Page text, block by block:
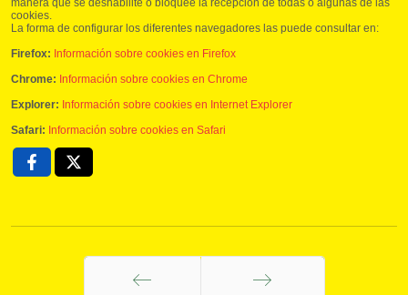
cookies.
La forma de configurar los diferentes navegadores las puede consultar en:
Firefox: Información sobre cookies en Firefox
Chrome: Información sobre cookies en Chrome
Explorer: Información sobre cookies en Internet Explorer
Safari: Información sobre cookies en Safari